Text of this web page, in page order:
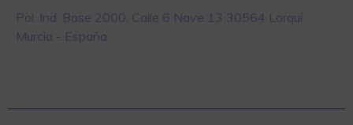
Pol. Ind. Base 2000, Calle 6 Nave 13 30564 Lorquí.
Murcia - España